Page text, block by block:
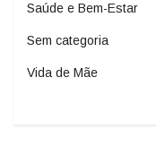
Saúde e Bem-Estar
Sem categoria
Vida de Mãe